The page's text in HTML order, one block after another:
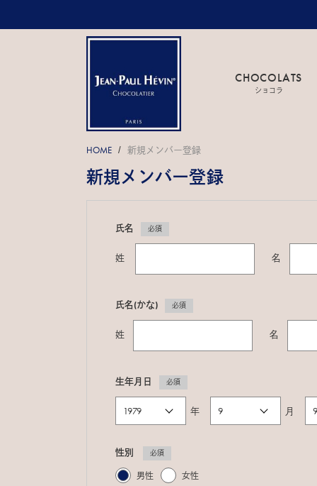
CHOCOLATS
ショコラ
HOME / 新規メンバー登録
新規メンバー登録
氏名 必須
姓 名
氏名(かな) 必須
姓 名
生年月日 必須
年 月
性別 必須
男性 女性